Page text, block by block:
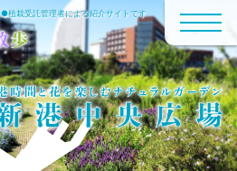
●植栽受託管理者による紹介サイトです